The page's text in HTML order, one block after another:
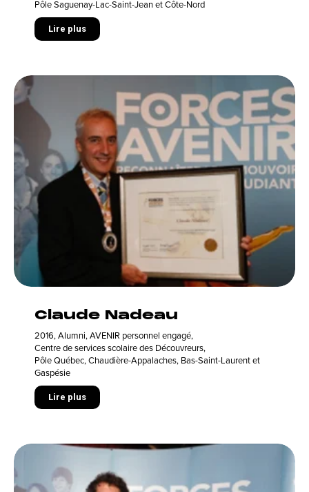
Pôle Saguenay-Lac-Saint-Jean et Côte-Nord
Lire plus
Claude Nadeau
2016,Alumni,AVENIR personnel engagé,
Centre de services scolaire des Découvreurs,
Pôle Québec, Chaudière-Appalaches, Bas-Saint-Laurent et
Gaspésie
Lire plus